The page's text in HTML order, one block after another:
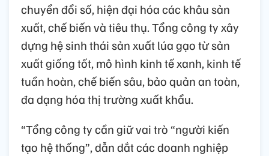
chuyển đổi số, hiện đại hóa các khâu sản
xuất, chế biến và tiêu thụ. Tổng công ty xây
dựng hệ sinh thái sản xuất lúa gạo từ sản
xuất giống tốt, mô hình kinh tế xanh, kinh tế
tuần hoàn, chế biến sâu, bảo quản an toàn,
đa dạng hóa thị trường xuất khẩu.
“Tổng công ty cần giữ vai trò “người kiến
tạo hệ thống”, dẫn dắt các doanh nghiệp